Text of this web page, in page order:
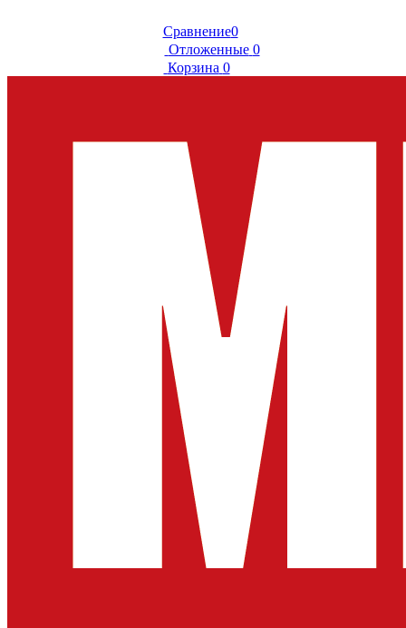
Сравнение0
Отложенные 0
Корзина 0